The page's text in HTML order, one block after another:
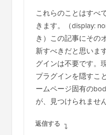
これらのことはすべ
きます。（display:
き）この記事にその
新すべきだと思いま
グインは不要です。
プラグインを隠すこ
ームページ固有の
が、見つけられません
返信する